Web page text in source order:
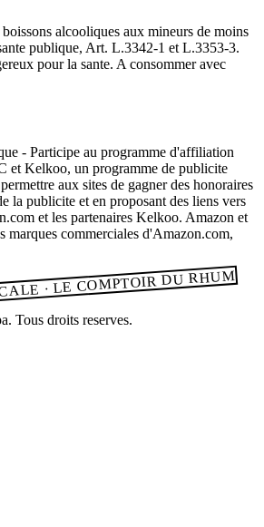
alcooliques aux mineurs de moins
publique, Art. L.3342-1 et L.3353-3.
pour la sante. A consommer avec
- Participe au programme d'affiliation
et Kelkoo, un programme de publicite
aux sites de gagner des honoraires
la publicite et en proposant des liens vers
et les partenaires Kelkoo. Amazon et
marques commerciales d'Amazon.com,
· LE COMPTOIR DU RHUM
Tous droits reserves.